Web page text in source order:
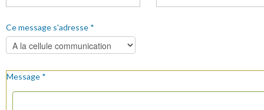
Ce message s'adresse *
Message *